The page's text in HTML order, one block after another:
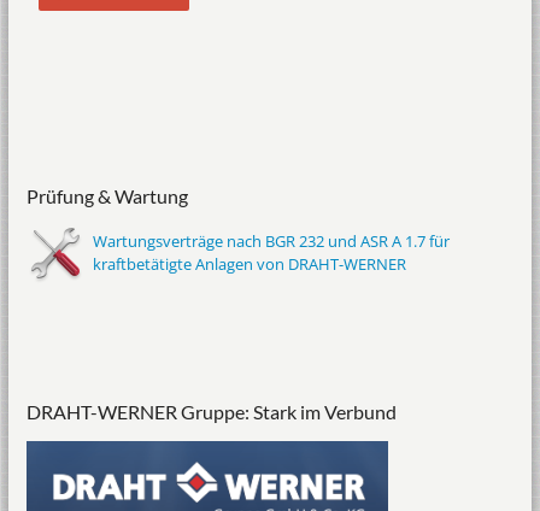
Prüfung & Wartung
Wartungsverträge nach BGR 232 und ASR A 1.7 für
kraftbetätigte Anlagen von DRAHT-WERNER
DRAHT-WERNER Gruppe: Stark im Verbund